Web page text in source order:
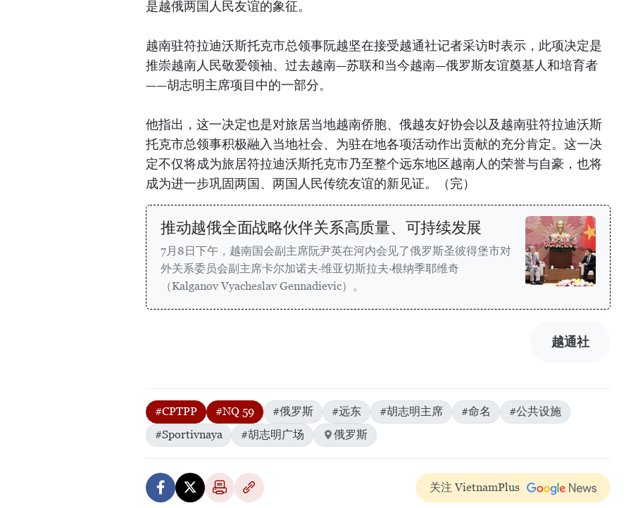
是越俄两国人民友谊的象征。
越南驻符拉迪沃斯托克市总领事阮越坚在接受越通社记者采访时表示，此项决定是
推崇越南人民敬爱领袖、过去越南—苏联和当今越南—俄罗斯友谊奠基人和培育者
——胡志明主席项目中的一部分。
他指出，这一决定也是对旅居当地越南侨胞、俄越友好协会以及越南驻符拉迪沃斯
托克市总领事积极融入当地社会、为驻在地各项活动作出贡献的充分肯定。这一决
定不仅将成为旅居符拉迪沃斯托克市乃至整个远东地区越南人的荣誉与自豪，也将
成为进一步巩固两国、两国人民传统友谊的新见证。（完）
推动越俄全面战略伙伴关系高质量、可持续发展
7月8日下午，越南国会副主席阮尹英在河内会见了俄罗斯圣彼得堡市对
外关系委员会副主席卡尔加诺夫·维亚切斯拉夫·根纳季耶维奇
（Kalganov Vyacheslav Gennadievic）。
越通社
#CPTPP #NQ 59 #俄罗斯 #远东 #胡志明主席 #命名
#公共设施
#Sportivnaya
#胡志明广场 俄罗斯
关注 VietnamPlus